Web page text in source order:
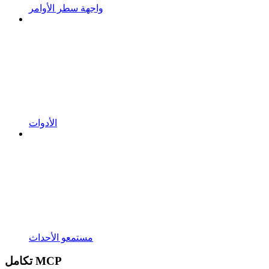
واجهة سطر الأوامر
الأدوات
مستمعو الأحداث
تكامل MCP